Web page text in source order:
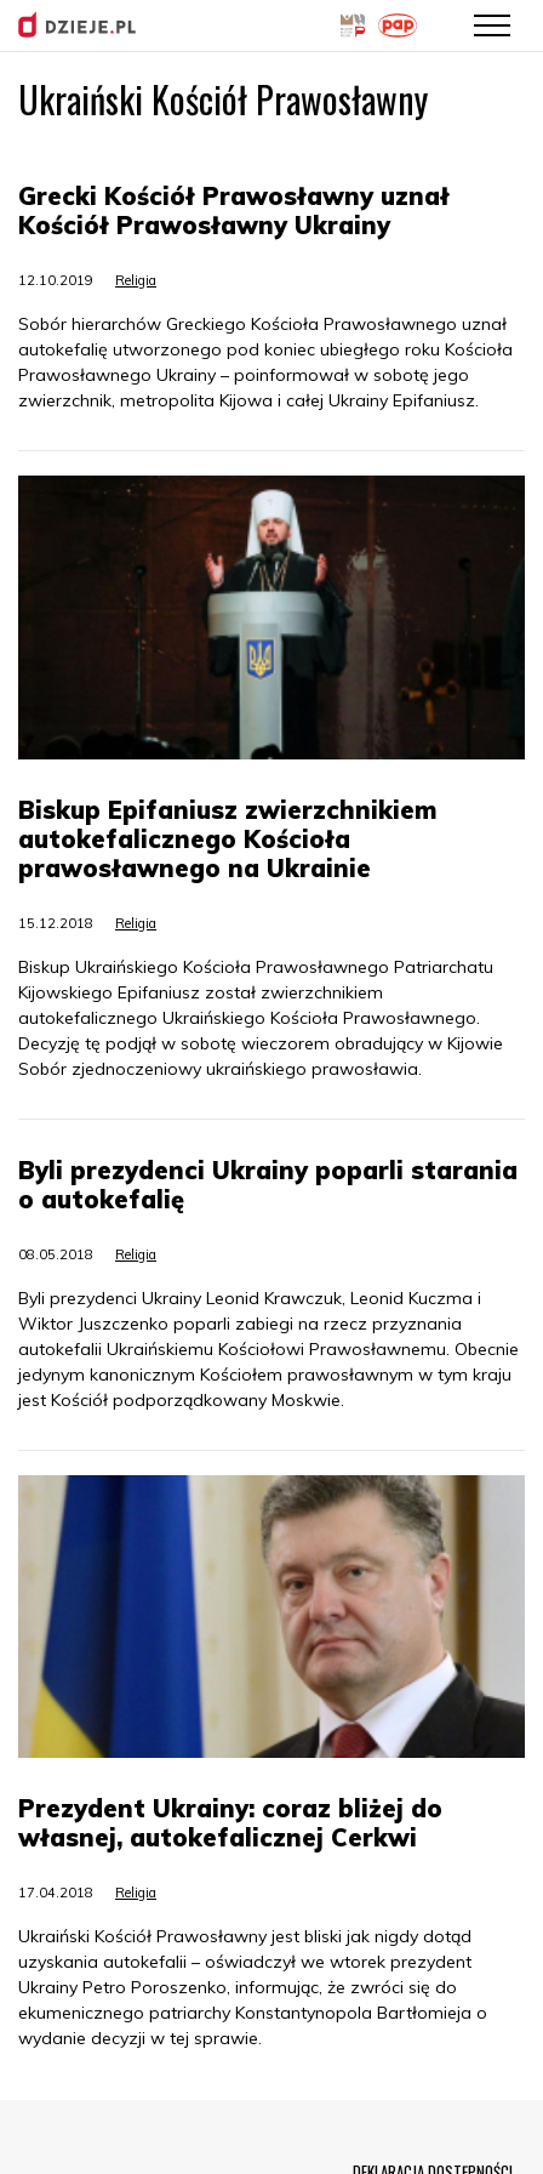
Przejdź
do
Ukraiński Kościół Prawosławny
Grecki Kościół Prawosławny uznał
Kościół Prawosławny Ukrainy
12.10.2019 Religia
Sobór hierarchów Greckiego Kościoła Prawosławnego uznał
autokefalię utworzonego pod koniec ubiegłego roku Kościoła
Prawosławnego Ukrainy – poinformował w sobotę jego
zwierzchnik, metropolita Kijowa i całej Ukrainy Epifaniusz.
Biskup Epifaniusz zwierzchnikiem
autokefalicznego Kościoła
prawosławnego na Ukrainie
15.12.2018 Religia
Biskup Ukraińskiego Kościoła Prawosławnego Patriarchatu
Kijowskiego Epifaniusz został zwierzchnikiem
autokefalicznego Ukraińskiego Kościoła Prawosławnego.
Decyzję tę podjął w sobotę wieczorem obradujący w Kijowie
Sobór zjednoczeniowy ukraińskiego prawosławia.
Byli prezydenci Ukrainy poparli starania
o autokefalię
08.05.2018 Religia
Byli prezydenci Ukrainy Leonid Krawczuk, Leonid Kuczma i
Wiktor Juszczenko poparli zabiegi na rzecz przyznania
autokefalii Ukraińskiemu Kościołowi Prawosławnemu. Obecnie
jedynym kanonicznym Kościołem prawosławnym w tym kraju
jest Kościół podporządkowany Moskwie.
Prezydent Ukrainy: coraz bliżej do
własnej, autokefalicznej Cerkwi
17.04.2018 Religia
Ukraiński Kościół Prawosławny jest bliski jak nigdy dotąd
uzyskania autokefalii – oświadczył we wtorek prezydent
Ukrainy Petro Poroszenko, informując, że zwróci się do
ekumenicznego patriarchy Konstantynopola Bartłomieja o
wydanie decyzji w tej sprawie.